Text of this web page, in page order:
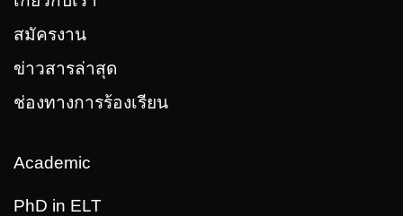
สมัครงาน
ข่าวสารล่าสุด
ช่องทางการร้องเรียน
Academic
PhD in ELT